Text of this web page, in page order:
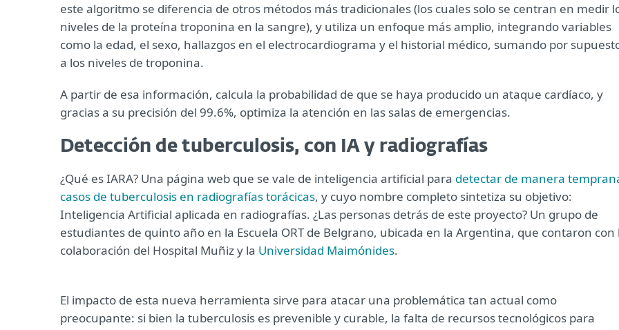
este algoritmo se diferencia de otros métodos más tradicionales (los cuales solo se centran en medir
niveles de la proteína troponina en la sangre), y utiliza un enfoque más amplio, integrando variables
como la edad, el sexo, hallazgos en el electrocardiograma y el historial médico, sumando por
a los niveles de troponina.
A partir de esa información, calcula la probabilidad de que se haya producido un ataque cardíaco, y
gracias a su precisión del 99.6%, optimiza la atención en las salas de emergencias.
Detección de tuberculosis, con IA y radiografías
¿Qué es IARA? Una página web que se vale de inteligencia artificial para detectar de manera
casos de tuberculosis en radiografías torácicas, y cuyo nombre completo sintetiza su objetivo:
Inteligencia Artificial aplicada en radiografías. ¿Las personas detrás de este proyecto? Un grupo de
estudiantes de quinto año en la Escuela ORT de Belgrano, ubicada en la Argentina, que contaron con
colaboración del Hospital Muñiz y la Universidad Maimónides.
El impacto de esta nueva herramienta sirve para atacar una problemática tan actual como
preocupante: si bien la tuberculosis es prevenible y curable, la falta de recursos tecnológicos para